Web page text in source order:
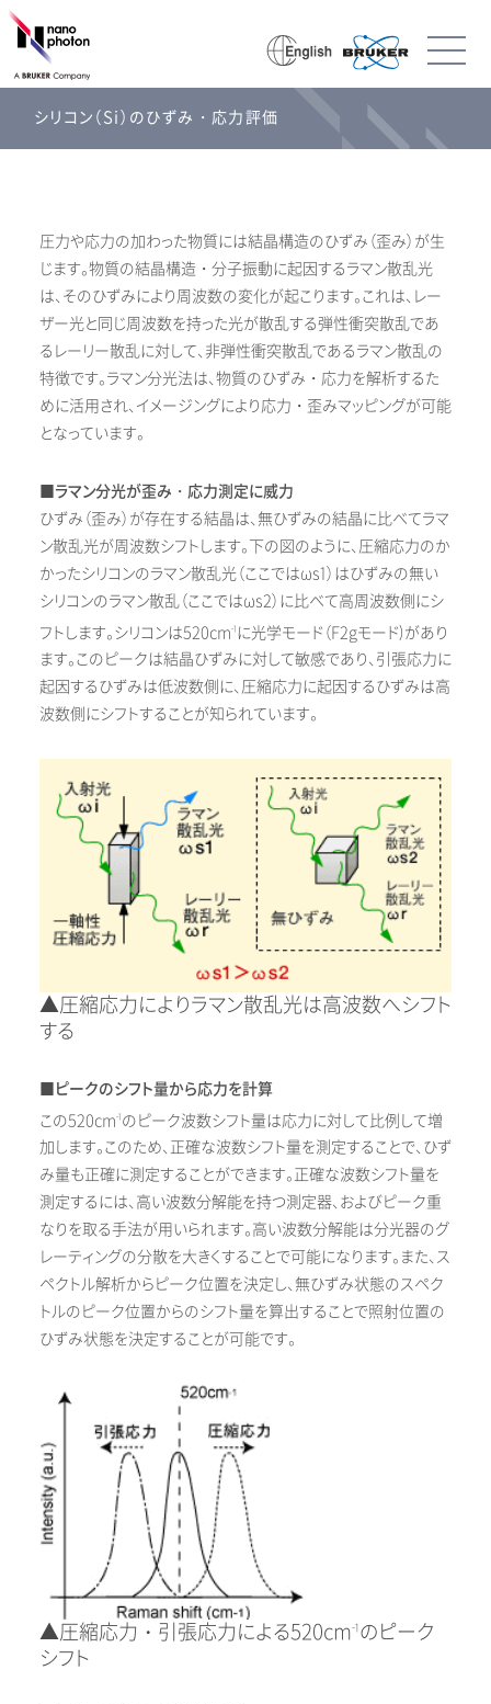
シリコン（Si）のひずみ・応力評価
圧力や応力の加わった物質には結晶構造のひずみ（歪み）が生
じます。物質の結晶構造・分子振動に起因するラマン散乱光
は、そのひずみにより周波数の変化が起こります。これは、レー
ザー光と同じ周波数を持った光が散乱する弾性衝突散乱であ
るレーリー散乱に対して、非弾性衝突散乱であるラマン散乱の
特徴です。ラマン分光法は、物質のひずみ・応力を解析するた
めに活用され、イメージングにより応力・歪みマッピングが可能
となっています。
■ラマン分光が歪み・応力測定に威力
ひずみ（歪み）が存在する結晶は、無ひずみの結晶に比べてラマ
ン散乱光が周波数シフトします。下の図のように、圧縮応力のか
かったシリコンのラマン散乱光（ここではωs1）はひずみの無い
シリコンのラマン散乱（ここではωs2）に比べて高周波数側にシ
フトします。シリコンは520cm-1 に光学モード（F2gモード)があり
ます。このピークは結晶ひずみに対して敏感であり、引張応力に
起因するひずみは低波数側に、圧縮応力に起因するひずみは高
波数側にシフトすることが知られています。
▲圧縮応力によりラマン散乱光は高波数へシフト
する
■ピークのシフト量から応力を計算
この520cm-1 のピーク波数シフト量は応力に対して比例して増
加します。このため、正確な波数シフト量を測定することで、ひず
み量も正確に測定することができます。正確な波数シフト量を
測定するには、高い波数分解能を持つ測定器、およびピーク重
なりを取る手法が用いられます。高い波数分解能は分光器のグ
レーティングの分散を大きくすることで可能になります。また、ス
ペクトル解析からピーク位置を決定し、無ひずみ状態のスペク
トルのピーク位置からのシフト量を算出することで照射位置の
ひずみ状態を決定することが可能です。
▲圧縮応力・引張応力による520cm-1 のピーク
シフト